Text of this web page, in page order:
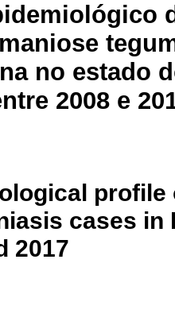
no estado
2008 e
cases in
2017